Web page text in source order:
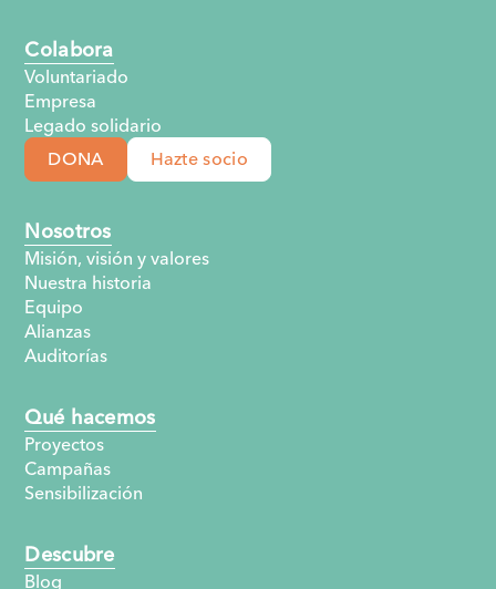
Nosotros
Misión, visión y valores
Nuestra historia
Equipo
Alianzas
Auditorías
Qué hacemos
Proyectos
Campañas
Sensibilización
Descubre
Blog
Colabora
Voluntariado
Empresa
Legado solidario
DONA Hazte socio